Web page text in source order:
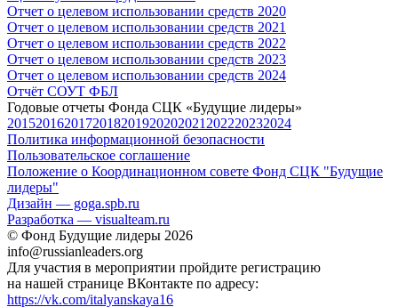
Отчет о целевом использовании средств 2020
Отчет о целевом использовании средств 2021
Отчет о целевом использовании средств 2022
Отчет о целевом использовании средств 2023
Отчет о целевом использовании средств 2024
Отчёт СОУТ ФБЛ
Годовые отчеты Фонда СЦК «Будущие лидеры»
2015201620172018201920202021 202220232024
Политика информационной безопасности
Пользовательское соглашение
Положение о Координационном совете Фонд СЦК "Будущие
лидеры"
Дизайн — goga.spb.ru
Разработка — visualteam.ru
© Фонд Будущие лидеры 2026
info@russianleaders.org
Для участия в мероприятии пройдите регистрацию
на нашей странице ВКонтакте по адресу:
https://vk.com/italyanskaya16